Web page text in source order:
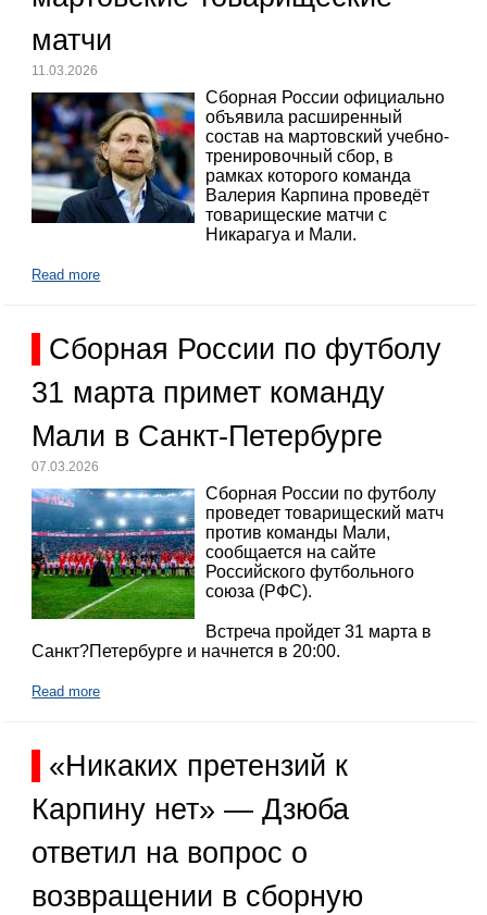
матчи
11.03.2026
Сборная России официально
объявила расширенный
состав на мартовский учебно-
тренировочный сбор, в
рамках которого команда
Валерия Карпина проведёт
товарищеские матчи с
Никарагуа и Мали.
Read more
Сборная России по футболу
31 марта примет команду
Мали в Санкт-Петербурге
07.03.2026
Сборная России по футболу
проведет товарищеский матч
против команды Мали,
сообщается на сайте
Российского футбольного
союза (РФС).
Встреча пройдет 31 марта в
Санкт?Петербурге и начнется в 20:00.
Read more
«Никаких претензий к
Карпину нет» — Дзюба
ответил на вопрос о
возвращении в сборную